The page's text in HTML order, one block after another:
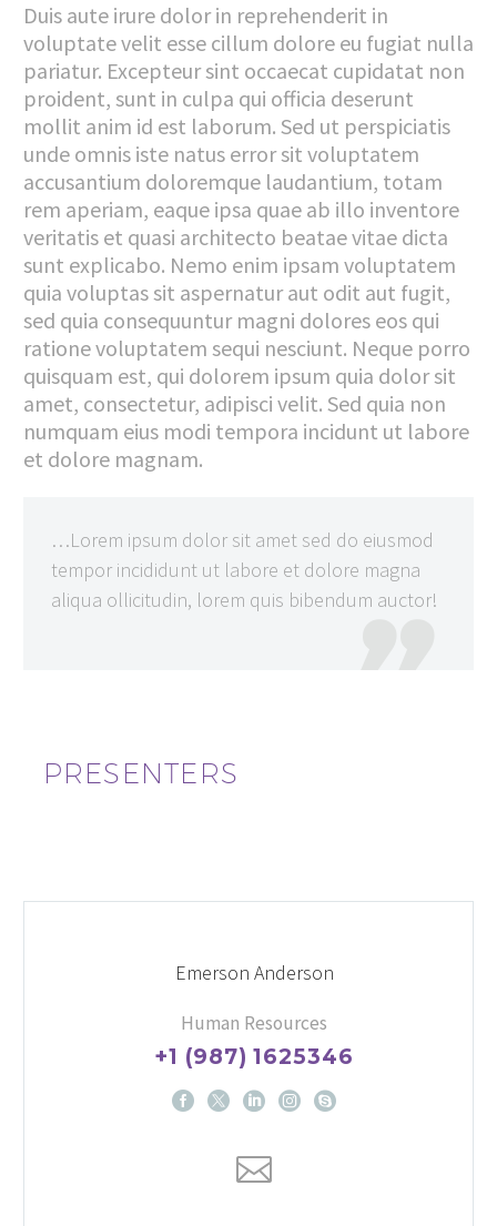
Duis aute irure dolor in reprehenderit in
voluptate velit esse cillum dolore eu fugiat nulla
pariatur. Excepteur sint occaecat cupidatat non
proident, sunt in culpa qui officia deserunt
mollit anim id est laborum. Sed ut perspiciatis
unde omnis iste natus error sit voluptatem
accusantium doloremque laudantium, totam
rem aperiam, eaque ipsa quae ab illo inventore
veritatis et quasi architecto beatae vitae dicta
sunt explicabo. Nemo enim ipsam voluptatem
quia voluptas sit aspernatur aut odit aut fugit,
sed quia consequuntur magni dolores eos qui
ratione voluptatem sequi nesciunt. Neque porro
quisquam est, qui dolorem ipsum quia dolor sit
amet, consectetur, adipisci velit. Sed quia non
numquam eius modi tempora incidunt ut labore
et dolore magnam.
…Lorem ipsum dolor sit amet sed do eiusmod
tempor incididunt ut labore et dolore magna
aliqua ollicitudin, lorem quis bibendum auctor!
PRESENTERS
Emerson Anderson
Human Resources
+1 (987) 1625346